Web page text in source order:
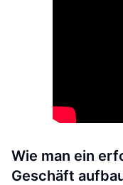
Wie man ein
Geschäft